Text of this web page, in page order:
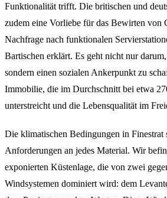
Funktionalität trifft. Die britischen und
zudem eine Vorliebe für das Bewirten von
Nachfrage nach funktionalen
Bartischen erklärt. Es geht nicht nur
sondern einen sozialen Ankerpunkt zu
Immobilie, die im Durchschnitt bei etwa
unterstreicht und die Lebensqualität im
Die klimatischen Bedingungen in Finestrat
Anforderungen an jedes Material. Wir
exponierten Küstenlage, die von zwei
Windsystemen dominiert wird: dem